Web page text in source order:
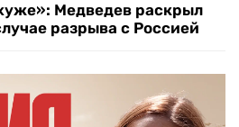
Медведев раскрыл
разрыва с Россией